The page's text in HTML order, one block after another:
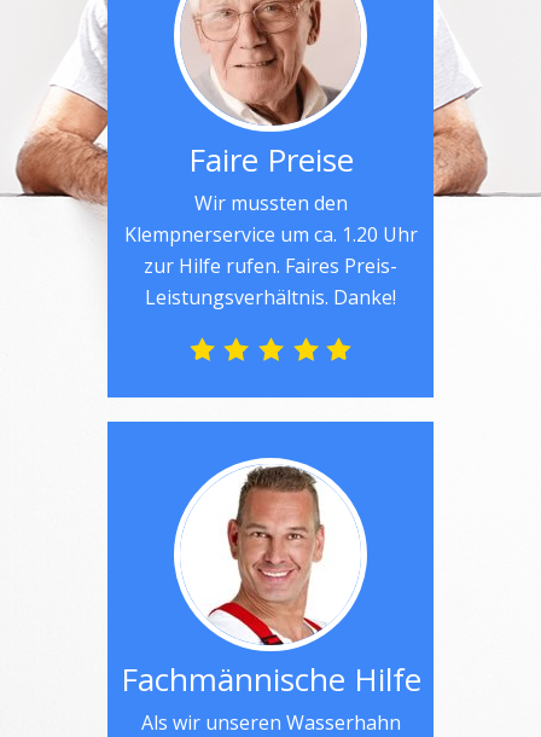
Faire Preise
Wir mussten den
Klempnerservice um ca. 1.20 Uhr
zur Hilfe rufen. Faires Preis-
Leistungsverhältnis. Danke!
Fachmännische Hilfe
Als wir unseren Wasserhahn